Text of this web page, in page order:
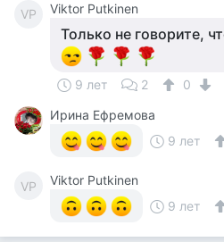
VP Viktor Putkinen
Только не говорите,
9 лет 2
0
Ирина Ефремова
9 лет
VP
Viktor Putkinen
9 лет